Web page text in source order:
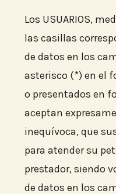
Los USUARIOS,
las casillas
de datos en los
asterisco (*) en el
o presentados en
aceptan
inequívoca, que
para atender su
prestador, siendo
de datos en los